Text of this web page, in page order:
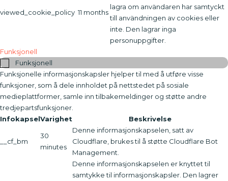
viewed_cookie_policy 11 months
lagra om användaren har samtyckt
till användningen av cookies eller
inte. Den lagrar inga
personuppgifter.
Funksjonell
Funksjonell
Funksjonelle informasjonskapsler hjelper til med å utføre visse
funksjoner, som å dele innholdet på nettstedet på sosiale
medieplattformer, samle inn tilbakemeldinger og støtte andre
tredjepartsfunksjoner.
InfokapselVarighet Beskrivelse
__cf_bm
30
minutes
Denne informasjonskapselen, satt av
Cloudflare, brukes til å støtte Cloudflare Bot
Management.
Denne informasjonskapselen er knyttet til
samtykke til informasjonskapsler. Den lagrer